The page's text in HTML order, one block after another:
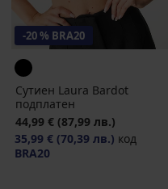
-20 % BRA20
Сутиен Laura Bardot
подплатен
44,99 € (87,99 лв.)
35,99 € (70,39 лв.) код
BRA20